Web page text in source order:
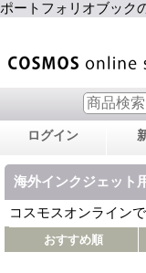
ポートフォリオブック
ログイン
海外インクジェット
コスモスオンライン
おすすめ順